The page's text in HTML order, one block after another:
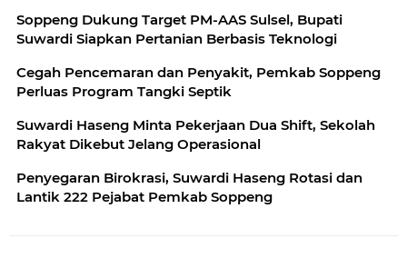
Soppeng Dukung Target PM-AAS Sulsel, Bupati
Suwardi Siapkan Pertanian Berbasis Teknologi
Cegah Pencemaran dan Penyakit, Pemkab Soppeng
Perluas Program Tangki Septik
Suwardi Haseng Minta Pekerjaan Dua Shift, Sekolah
Rakyat Dikebut Jelang Operasional
Penyegaran Birokrasi, Suwardi Haseng Rotasi dan
Lantik 222 Pejabat Pemkab Soppeng